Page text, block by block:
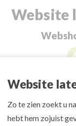
Website
Website
Zo te zien zoekt u
hebt hem zojuist